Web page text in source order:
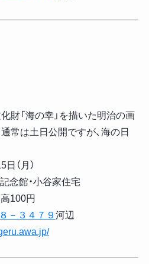
財「海の幸」を描いた明治の画
常は土日公開ですが、海の日
（月）
念館・小谷家住宅
高100円
－３４７９ 河辺